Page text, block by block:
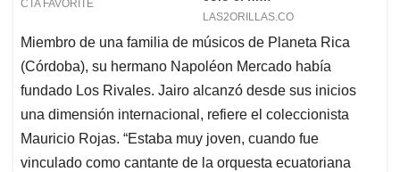
Miembro de una familia de músicos de Planeta Rica
(Córdoba), su hermano Napoléon Mercado había
fundado Los Rivales. Jairo alcanzó desde sus inicios
una dimensión internacional, refiere el coleccionista
Mauricio Rojas. “Estaba muy joven, cuando fue
vinculado como cantante de la orquesta ecuatoriana